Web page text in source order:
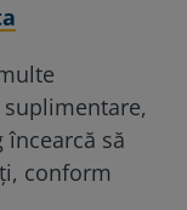
să
conform